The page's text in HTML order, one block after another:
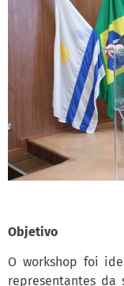
Objetivo
O workshop foi
representantes da